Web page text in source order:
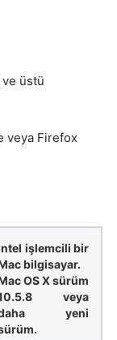
üstü
veya Firefox
işlemcili bir
bilgisayar.
OS X sürüm
veya
yeni